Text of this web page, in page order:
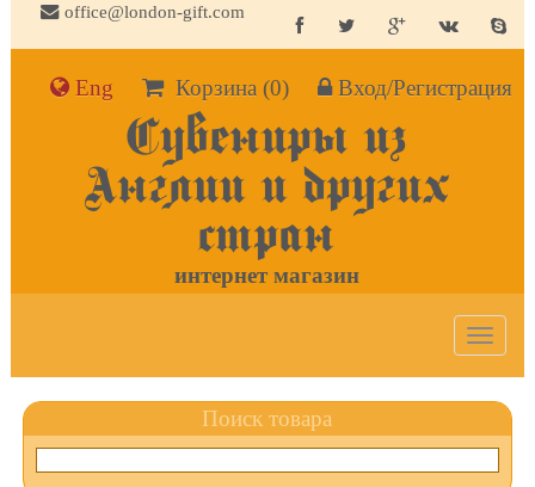
office@london-gift.com
Eng Корзина(0) Вход/Регистрация
Сувениры из
Англии и других
стран
интернет магазин
Toggle
Поиск товара